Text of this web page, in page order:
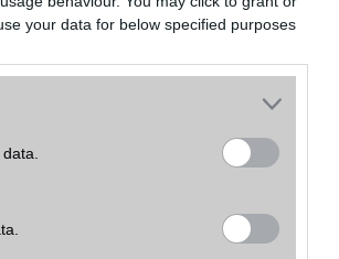
your data for below specified purposes